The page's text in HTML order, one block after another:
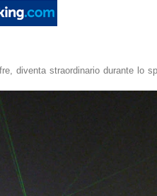
diventa straordinario durante lo